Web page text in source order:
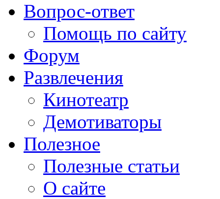
Вопрос-ответ
Помощь по сайту
Форум
Развлечения
Кинотеатр
Демотиваторы
Полезное
Полезные статьи
О сайте